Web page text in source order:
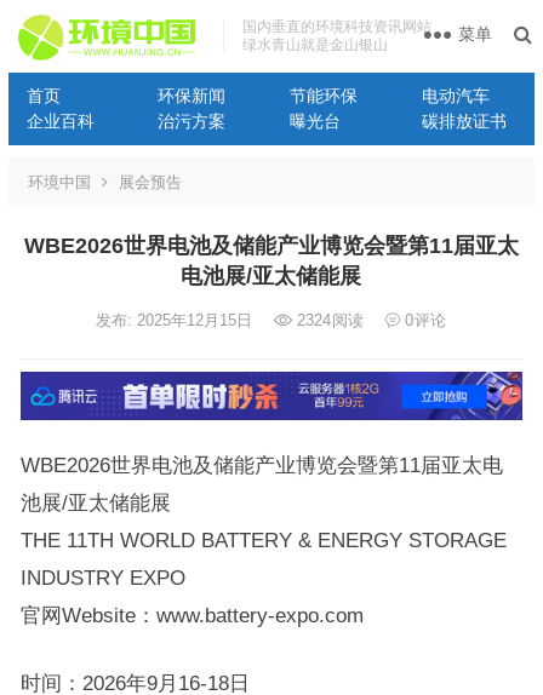
国内垂直的环境科技资讯网站
绿水青山就是金山银山
首页 环保新闻 节能环保
电动汽车
企业百科
治污方案 曝光台 碳排放证书
菜单
环境中国 展会预告
WBE2026世界电池及储能产业博览会暨第11届亚太
电池展/亚太储能展
发布: 2025年12月15日 2324阅读 0评论
WBE2026世界电池及储能产业博览会暨第11届亚太电
池展/亚太储能展
THE 11TH WORLD BATTERY & ENERGY STORAGE
INDUSTRY EXPO
官网Website：www.battery-expo.com
时间：2026年9月16-18日